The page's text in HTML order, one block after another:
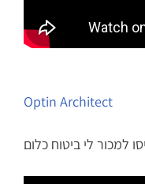
Optin Architect